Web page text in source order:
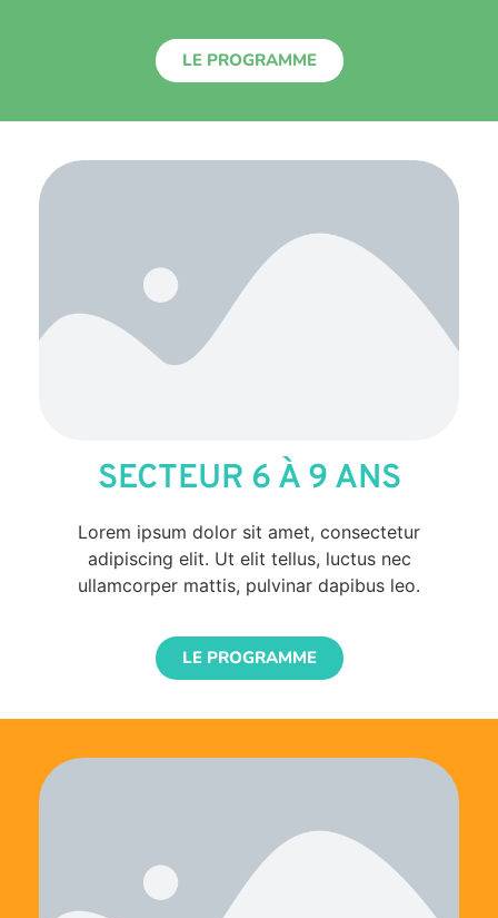
LE PROGRAMME
SECTEUR 6 À 9 ANS
Lorem ipsum dolor sit amet, consectetur
adipiscing elit. Ut elit tellus, luctus nec
ullamcorper mattis, pulvinar dapibus leo.
LE PROGRAMME